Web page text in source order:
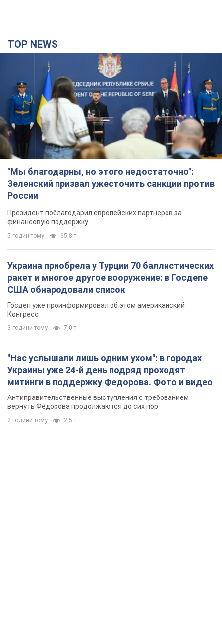
TOP NEWS
"Мы благодарны, но этого недостаточно":
Зеленский призвал ужесточить санкции против
России
Президент поблагодарил европейских партнеров за
финансовую поддержку
5 годин тому 65,8 т.
Украина приобрела у Турции 70 баллистических
ракет и многое другое вооружение: в Госдепе
США обнародовали список
Госдеп уже проинформировал об этом американский
Конгресс
3 години тому 7,0 т.
"Нас услышали лишь одним ухом": в городах
Украины уже 24-й день подряд проходят
митинги в поддержку Федорова. Фото и видео
Антиправительственные выступления с требованием
вернуть Федорова продолжаются до сих пор
2 години тому 2,5 т.